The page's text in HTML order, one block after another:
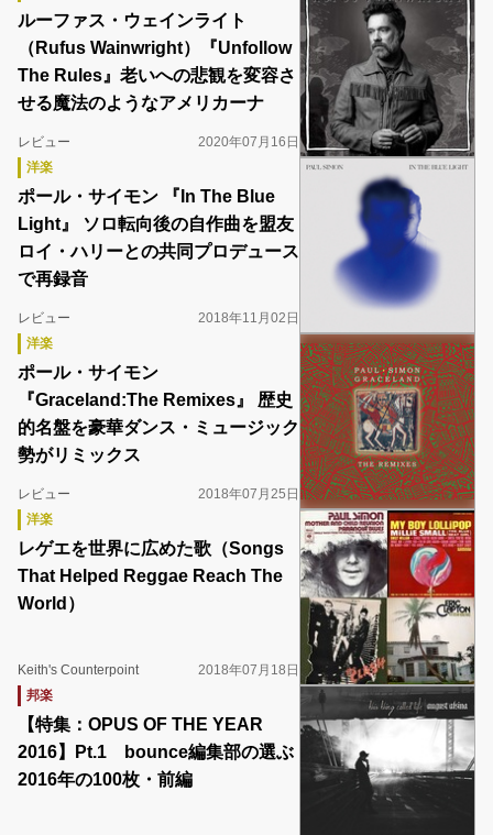
ルーファス・ウェインライト
（Rufus Wainwright）『Unfollow
The Rules』老いへの悲観を変容さ
せる魔法のようなアメリカーナ
レビュー
2020年07月16日
洋楽
ポール・サイモン 『In The Blue
Light』 ソロ転向後の自作曲を盟友
ロイ・ハリーとの共同プロデュース
で再録音
レビュー
2018年11月02日
洋楽
ポール・サイモン
『Graceland:The Remixes』 歴史
的名盤を豪華ダンス・ミュージック
勢がリミックス
レビュー
2018年07月25日
洋楽
レゲエを世界に広めた歌（Songs
That Helped Reggae Reach The
World）
Keith's Counterpoint
2018年07月18日
邦楽
【特集：OPUS OF THE YEAR
2016】Pt.1 bounce編集部の選ぶ
2016年の100枚・前編